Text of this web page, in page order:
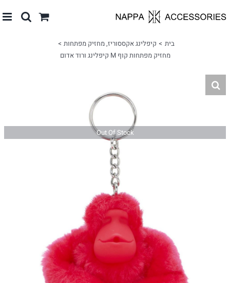
לתוכן
בית קיפלינג אקססוריז מחזיק מפתחות
מחזיק מפתחות קוף M קיפלינג ורוד אדום
Out Of Stock